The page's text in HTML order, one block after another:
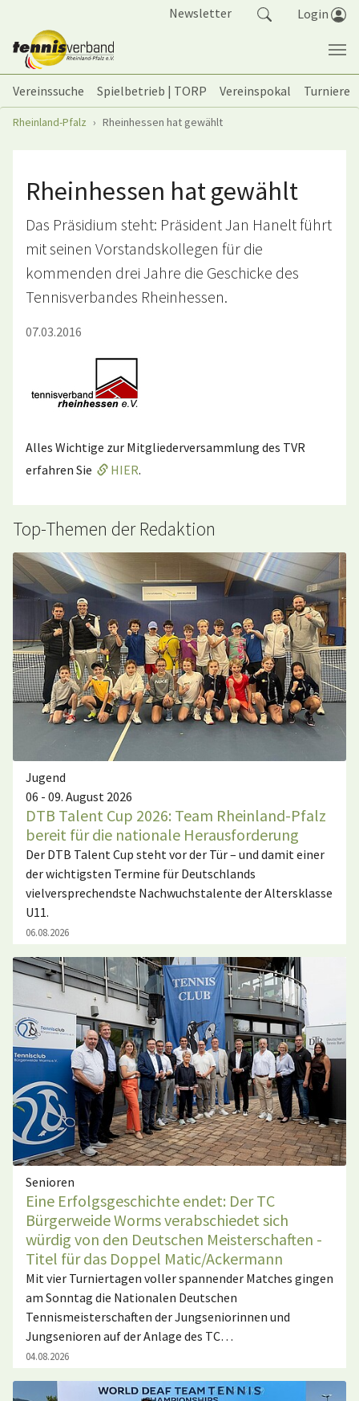
Newsletter Login
Vereinssuche Spielbetrieb | TORP Vereinspokal
Turniere
Sie sind hier:
Rheinland-Pfalz Rheinhessen hat gewählt
Rheinhessen hat gewählt
Das Präsidium steht: Präsident Jan Hanelt führt
mit seinen Vorstandskollegen für die
kommenden drei Jahre die Geschicke des
Tennisverbandes Rheinhessen.
07.03.2016
Alles Wichtige zur Mitgliederversammlung des TVR
erfahren Sie
HIER.
Top-Themen der Redaktion
Jugend
06 - 09. August 2026
DTB Talent Cup 2026: Team Rheinland-Pfalz
bereit für die nationale Herausforderung
Der DTB Talent Cup steht vor der Tür – und damit einer
der wichtigsten Termine für Deutschlands
vielversprechendste Nachwuchstalente der Altersklasse
U11.
06.08.2026
Senioren
Eine Erfolgsgeschichte endet: Der TC
Bürgerweide Worms verabschiedet sich
würdig von den Deutschen Meisterschaften -
Titel für das Doppel Matic/Ackermann
Mit vier Turniertagen voller spannender Matches gingen
am Sonntag die Nationalen Deutschen
Tennismeisterschaften der Jungseniorinnen und
Jungsenioren auf der Anlage des TC…
04.08.2026